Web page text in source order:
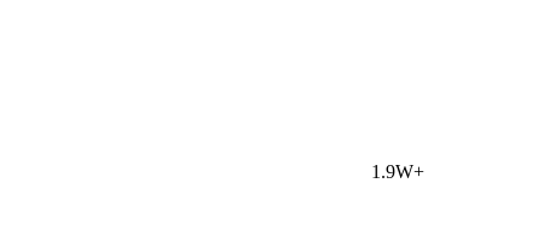
1.9W+